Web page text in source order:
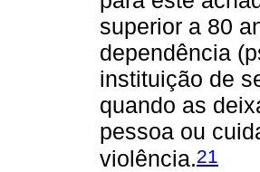
superior a 80
dependência
instituição de
quando as
pessoa ou
violência.21